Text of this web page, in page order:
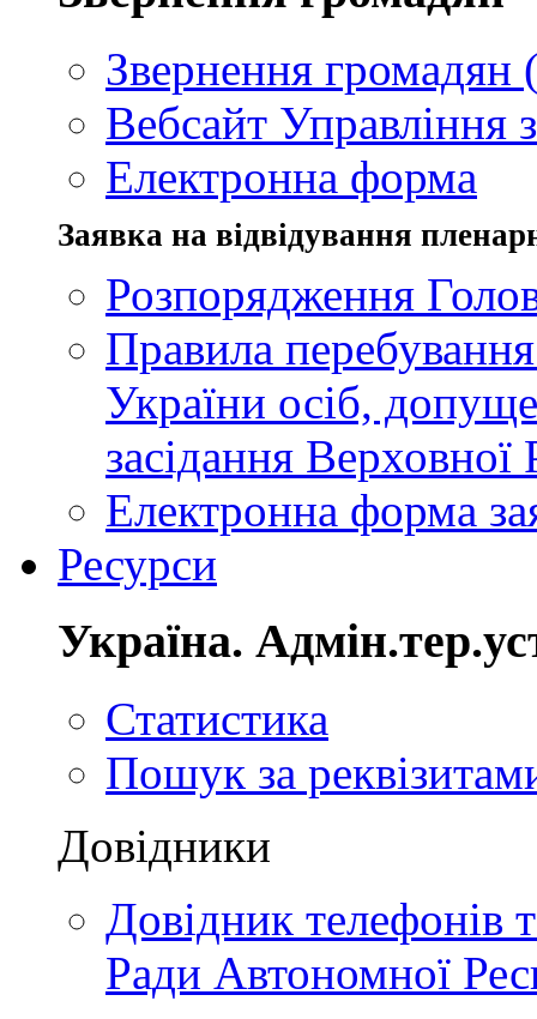
Звернення громадян
Вебсайт Управління
Електронна форма
Заявка на відвідування
Розпорядження
Правила
України осіб,
засідання
Електронна форма
Ресурси
Україна.
Статистика
Пошук за
Довідники
Довідник телефонів
Ради Автономної